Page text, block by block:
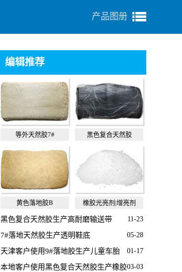
产品图册
编辑推荐
等外天然胶7# 黑色复合天然胶
黄色落地胶B 橡胶光亮剂|增亮剂
11-23
黑色复合天然胶生产高耐磨输送带
05-28
7#落地天然胶生产透明鞋底
01-17
天津客户使用9#落地胶生产儿童车胎
03-03
本地客户使用黑色复合天然胶生产橡胶